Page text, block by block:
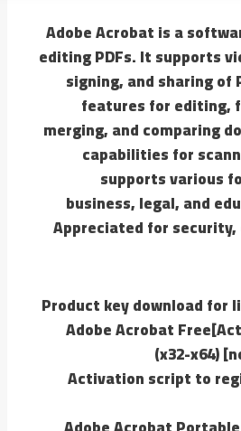
Adobe Acrobat is a
editing PDFs. It supports
signing, and sharing of
features for editing,
merging, and comparing
capabilities for
supports various
business, legal, and
Appreciated for
Product key download for
Adobe Acrobat
(x32-x64)
Activation script to